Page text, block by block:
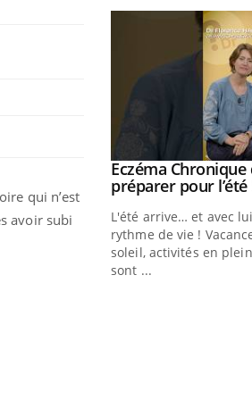
qui n’est
avoir subide type 2
Youtube
Eczéma Chronique
préparer pour l’été
L'été arrive… et avec
rythme de vie !
soleil, activités en
sont ...